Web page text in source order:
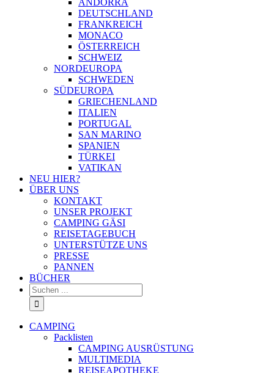
ANDORRA
DEUTSCHLAND
FRANKREICH
MONACO
ÖSTERREICH
SCHWEIZ
NORDEUROPA
SCHWEDEN
SÜDEUROPA
GRIECHENLAND
ITALIEN
PORTUGAL
SAN MARINO
SPANIEN
TÜRKEI
VATIKAN
NEU HIER?
ÜBER UNS
KONTAKT
UNSER PROJEKT
CAMPING GÄSI
REISETAGEBUCH
UNTERSTÜTZE UNS
PRESSE
PANNEN
BÜCHER
Suche
nach:
CAMPING
Packlisten
CAMPING AUSRÜSTUNG
MULTIMEDIA
REISEAPOTHEKE